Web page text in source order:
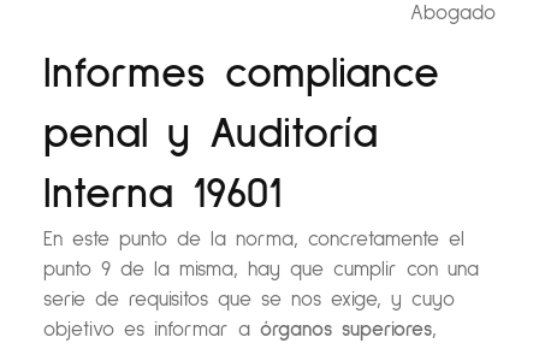
Abogado
Informes compliance
penal y Auditoría
Interna 19601
En este punto de la norma, concretamente el
punto 9 de la misma, hay que cumplir con una
serie de requisitos que se nos exige, y cuyo
objetivo es informar aórganos superiores,